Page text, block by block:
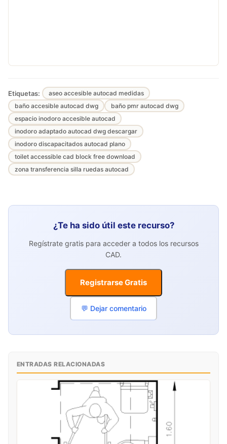
Etiquetas:
aseo accesible autocad medidas
baño accesible autocad dwg
baño pmr autocad dwg
espacio inodoro accesible autocad
inodoro adaptado autocad dwg descargar
inodoro discapacitados autocad plano
toilet accessible cad block free download
zona transferencia silla ruedas autocad
¿Te ha sido útil este recurso?
Regístrate gratis para acceder a todos los recursos
CAD.
Registrarse Gratis
💬 Dejar comentario
ENTRADAS RELACIONADAS